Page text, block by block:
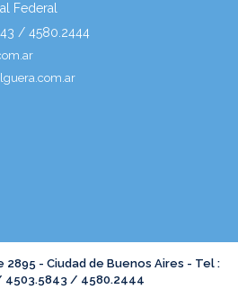
Federal
/ 4580.2444
2895 - Ciudad de Buenos Aires - Tel :
4503.5843 / 4580.2444